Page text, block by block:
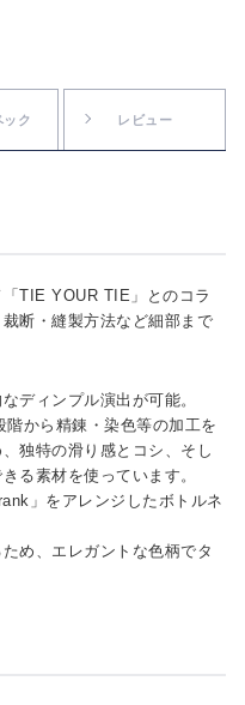
ク レビュー
TIE YOUR TIE」とのコラ
断・縫製方法など細部まで
ディンプル演出が可能。
階から精錬・染色等の加工を
独特の滑り感とコシ、そし
る素材を使っています。
」をアレンジしたボトルネ
め、エレガントな色柄でタ